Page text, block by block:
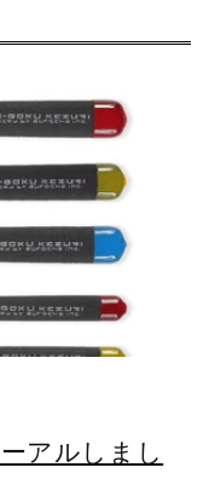
アルしまし